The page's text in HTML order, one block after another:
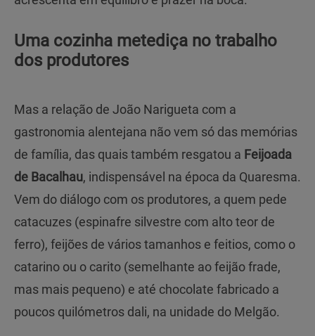
Uma cozinha metediça no trabalho
dos produtores
Mas a relação de João Narigueta com a
gastronomia alentejana não vem só das memórias
de família, das quais também resgatou a Feijoada
de Bacalhau, indispensável na época da Quaresma.
Vem do diálogo com os produtores, a quem pede
catacuzes (espinafre silvestre com alto teor de
ferro), feijões de vários tamanhos e feitios, como o
catarino ou o carito (semelhante ao feijão frade,
mas mais pequeno) e até chocolate fabricado a
poucos quilómetros dali, na unidade do Melgão.